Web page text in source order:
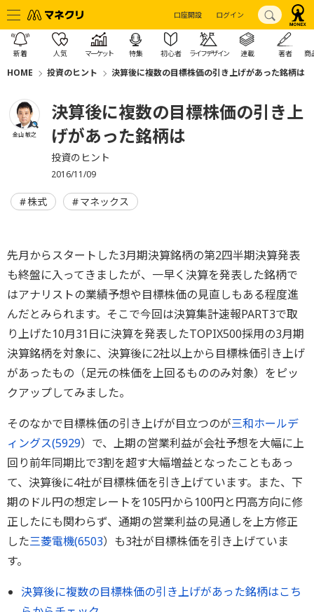
口座開設 ログイン
新着 人気 マーケット 特集 初心者 ライフデザイン 連載 著者 商
HOME 投資のヒント 決算後に複数の目標株価の引き上げがあった銘柄は
金山 敏之
決算後に複数の目標株価の引き上
げがあった銘柄は
投資のヒント
2016/11/09
株式 マネックス
先月からスタートした3月期決算銘柄の第2四半期決算発表
も終盤に入ってきましたが、一早く決算を発表した銘柄で
はアナリストの業績予想や目標株価の見直しもある程度進
んだとみられます。そこで今回は決算集計速報PART3で取
り上げた10月31日に決算を発表したTOPIX500採用の3月期
決算銘柄を対象に、決算後に2社以上から目標株価引き上げ
があったもの（足元の株価を上回るもののみ対象）をピッ
クアップしてみました。
そのなかで目標株価の引き上げが目立つのが三和ホールデ
ィングス(5929）で、上期の営業利益が会社予想を大幅に上
回り前年同期比で3割を超す大幅増益となったこともあっ
て、決算後に4社が目標株価を引き上げています。また、下
期のドル円の想定レートを105円から100円と円高方向に修
正したにも関わらず、通期の営業利益の見通しを上方修正
した三菱電機(6503）も3社が目標株価を引き上げていま
す。
決算後に複数の目標株価の引き上げがあった銘柄はこち